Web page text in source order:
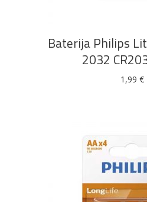
Baterija Philips
2032
1,99 €